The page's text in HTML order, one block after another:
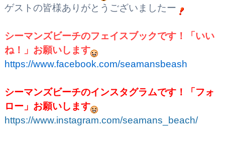
ゲストの皆様ありがとうございましたー
シーマンズビーチのフェイスブックです！
「いい
ね！」お願いします
https://www.facebook.com/seamansbeash
シーマンズビーチのインスタグラムです！「フォ
ロー」お願いします
https://www.instagram.com/seamans_beach/